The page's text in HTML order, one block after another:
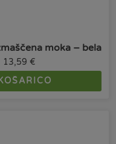
moka – bela
13,59 €